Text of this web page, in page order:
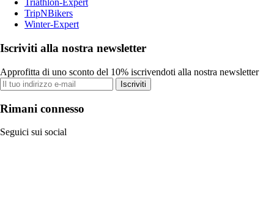
Triathlon-Expert
TripNBikers
Winter-Expert
Iscriviti alla nostra newsletter
Approfitta di uno sconto del 10% iscrivendoti alla nostra newsletter
Iscriviti
Rimani connesso
Seguici sui social